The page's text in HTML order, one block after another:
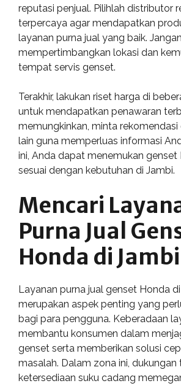
reputasi penjual. Pilihlah distributor
terpercaya agar mendapatkan
layanan purna jual yang baik.
mempertimbangkan lokasi dan
tempat servis genset.
Terakhir, lakukan riset harga di
untuk mendapatkan penawaran
memungkinkan, minta
lain guna memperluas informasi
ini, Anda dapat menemukan genset
sesuai dengan kebutuhan di Jambi.
Mencari
Purna Jual
Honda di Jambi
Layanan purna jual genset Honda
merupakan aspek penting yang
bagi para pengguna. Keberadaan
membantu konsumen dalam
genset serta memberikan solusi
masalah. Dalam zona ini, dukungan
ketersediaan suku cadang